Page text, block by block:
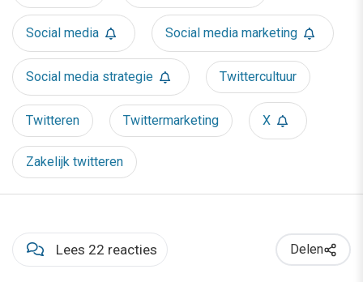
Social media Social media marketing
Social media strategie Twittercultuur
Twitteren Twittermarketing X
Zakelijk twitteren
Lees 22 reacties Delen